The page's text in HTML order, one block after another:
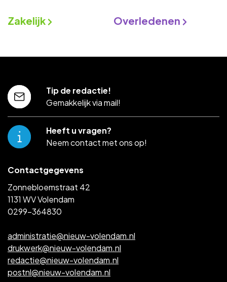
Zakelijk Overledenen
Contactgegevens
Zonnebloemstraat 42
1131 WV Volendam
0299-364830
administratie@nieuw-volendam.nl
drukwerk@nieuw-volendam.nl
redactie@nieuw-volendam.nl
postnl@nieuw-volendam.nl
Tip de redactie!
Gemakkelijk via mail!
Heeft u vragen?
Neem contact met ons op!